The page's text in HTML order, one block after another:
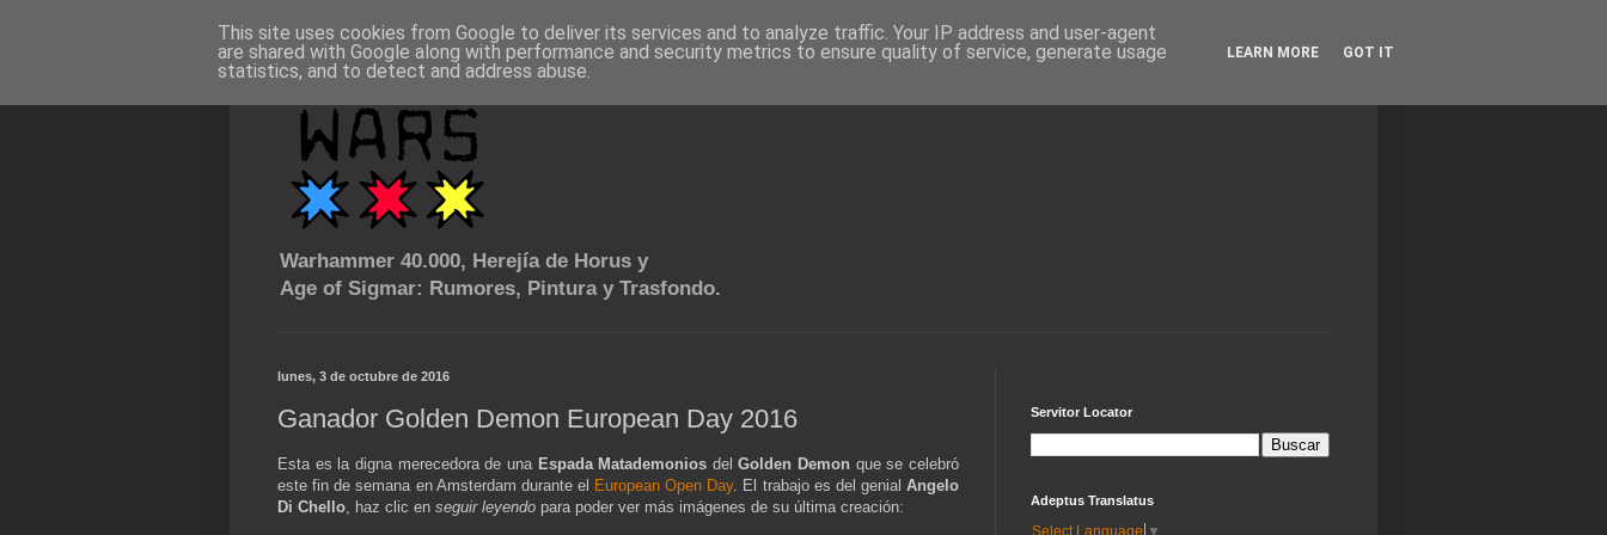
Warhammer 40.000, Herejía de Horus y
Age of Sigmar: Rumores, Pintura y Trasfondo.
lunes, 3 de octubre de 2016
Ganador Golden Demon European Day 2016
Esta es la digna merecedora de una Espada Matademonios delGolden Demon que se celebró
este fin de semana en Amsterdam durante el European Open Day. El trabajo es del genial Angelo
Di Chello, haz clic en seguir leyendo para poder ver más imágenes de su última creación:
Servitor Locator
Adeptus Translatus
This site uses cookies from Google to deliver its services and to analyze traffic. Your IP address and user-agent
are shared with Google along with performance and security metrics to ensure quality of service, generate usage
statistics, and to detect and address abuse.
LEARN MORE GOT IT